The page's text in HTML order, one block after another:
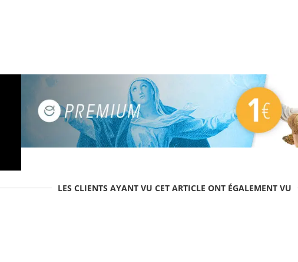
LES CLIENTS AYANT VU CET ARTICLE ONT ÉGALEMENT VU